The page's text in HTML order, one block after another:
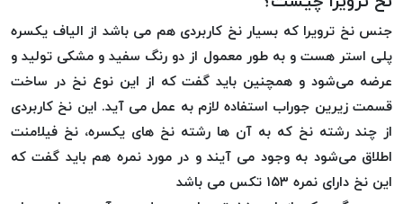
دوک
های
متراژ
پایین
امگا
OMEGA
ونتو
VENTO
پارما
جنس نخ ترویرا که بسیار نخ کاربردی هم می باشد از الیاف یکسره
پلی استر هست و به طور معمول از دو رنگ سفید و مشکی تولید و
عرضه می‌شود و همچنین باید گفت که از این نوع نخ در ساخت
قسمت زیرین جوراب استفاده لازم به عمل می آید. این نخ کاربردی
از چند رشته نخ که به آن ها رشته نخ های یکسره، نخ فیلامنت
اطلاق می‌شود به وجود می آیند و در مورد نمره هم باید گفت که
این نخ دارای نمره ۱۵۳ تکس می باشد